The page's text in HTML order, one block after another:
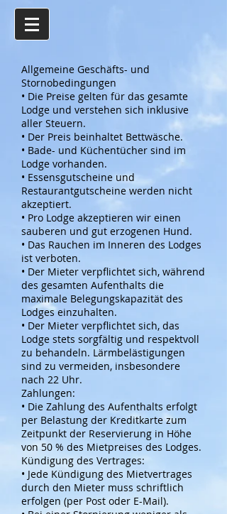
Allgemeine Geschäfts- und
Stornobedingungen
• Die Preise gelten für das gesamte
Lodge und verstehen sich inklusive
aller Steuern.
• Der Preis beinhaltet Bettwäsche.
• Bade- und Küchentücher sind im
Lodge vorhanden.
• Essensgutscheine und
Restaurantgutscheine werden nicht
akzeptiert.
• Pro Lodge akzeptieren wir einen
sauberen und gut erzogenen Hund.
• Das Rauchen im Inneren des Lodges
ist verboten.
• Der Mieter verpflichtet sich, während
des gesamten Aufenthalts die
maximale Belegungskapazität des
Lodges einzuhalten.
• Der Mieter verpflichtet sich, das
Lodge stets sorgfältig und respektvoll
zu behandeln. Lärmbelästigungen
sind zu vermeiden, insbesondere
nach 22 Uhr.
Zahlungen:
• Die Zahlung des Aufenthalts erfolgt
per Belastung der Kreditkarte zum
Zeitpunkt der Reservierung in Höhe
von 50 % des Mietpreises des Lodges.
Kündigung des Vertrages:
• Jede Kündigung des Mietvertrages
durch den Mieter muss schriftlich
erfolgen (per Post oder E-Mail).